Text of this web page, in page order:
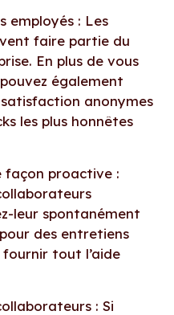
employés : Les
faire partie du
En plus de vous
également
anonymes
les plus honnêtes
façon proactive :
leur spontanément
des entretiens
tout l’aide
: Si